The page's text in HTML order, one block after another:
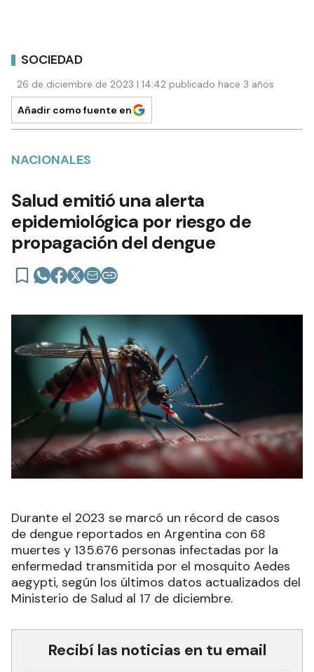
SOCIEDAD
26 de diciembre de 2023 | 14:42 publicado hace 3 años
Añadir como fuente en
NACIONALES
Salud emitió una alerta
epidemiológica por riesgo de
propagación del dengue
Durante el 2023 se marcó un récord de casos
de dengue reportados en Argentina con 68
muertes y 135.676 personas infectadas por la
enfermedad transmitida por el mosquito Aedes
aegypti, según los últimos datos actualizados del
Ministerio de Salud al 17 de diciembre.
Recibí las noticias en tu email